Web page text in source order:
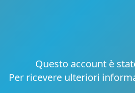
Questo account è
Per ricevere ulteriori